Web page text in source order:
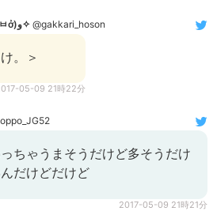
HOSOn |文| ởㅂở)و✧ @gakkari_hoson
。＞
05-09 21時22分
ちゃうまそうだけど多そうだけ
だけどだけど
2017-05-09 21時21分